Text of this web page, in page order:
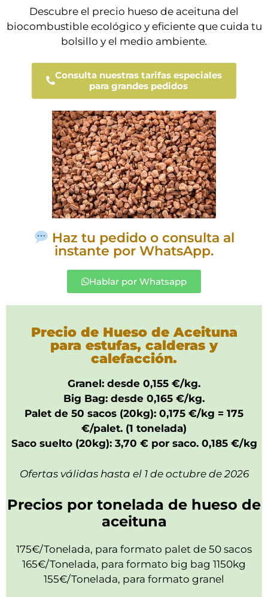
Descubre el precio hueso de aceituna del
biocombustible ecológico y eficiente que cuida tu
bolsillo y el medio ambiente.
Consulta nuestras tarifas especiales
para grandes pedidos
Haz tu pedido o consulta al
instante por WhatsApp.
Hablar por Whatsapp
Precio de Hueso de Aceituna
para estufas, calderas y
calefacción.
Granel: desde 0,155 €/kg.
Big Bag: desde 0,165 €/kg.
Palet de 50 sacos (20kg): 0,175 €/kg = 175
€/palet. (1 tonelada)
Saco suelto (20kg): 3,70 € por saco. 0,185 €/kg
Ofertas válidas hasta el 1 de octubre de 2026
Precios por tonelada de hueso de
aceituna
175€/Tonelada, para formato palet de 50 sacos
165€/Tonelada, para formato big bag 1150kg
155€/Tonelada, para formato granel